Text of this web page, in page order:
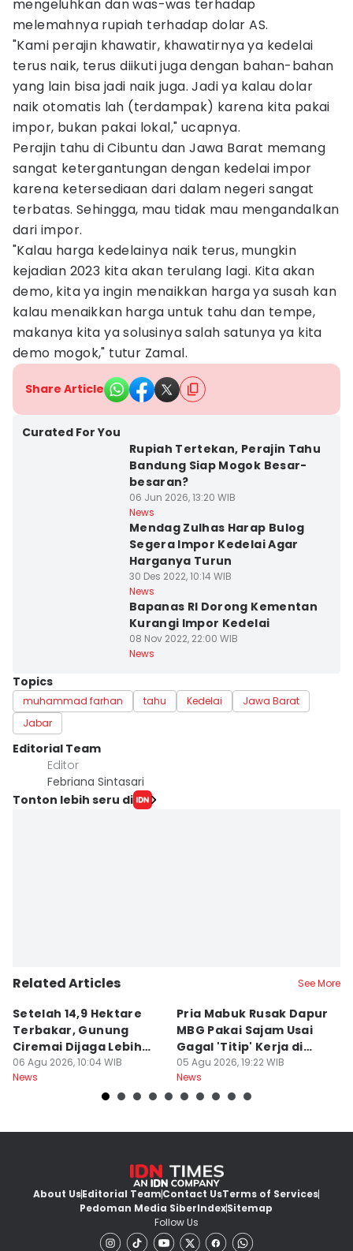
mengeluhkan dan was-was terhadap
melemahnya rupiah terhadap dolar AS.
"Kami perajin khawatir, khawatirnya ya kedelai
terus naik, terus diikuti juga dengan bahan-bahan
yang lain bisa jadi naik juga. Jadi ya kalau dolar
naik otomatis lah (terdampak) karena kita pakai
impor, bukan pakai lokal," ucapnya.
Perajin tahu di Cibuntu dan Jawa Barat memang
sangat ketergantungan dengan kedelai impor
karena ketersediaan dari dalam negeri sangat
terbatas. Sehingga, mau tidak mau mengandalkan
dari impor.
"Kalau harga kedelainya naik terus, mungkin
kejadian 2023 kita akan terulang lagi. Kita akan
demo, kita ya ingin menaikkan harga ya susah kan
kalau menaikkan harga untuk tahu dan tempe,
makanya kita ya solusinya salah satunya ya kita
demo mogok," tutur Zamal.
Share Article
Curated For You
Rupiah Tertekan, Perajin Tahu
Bandung Siap Mogok Besar-
besaran?
06 Jun 2026, 13:20 WIB
News
Mendag Zulhas Harap Bulog
Segera Impor Kedelai Agar
Harganya Turun
30 Des 2022, 10:14 WIB
News
Bapanas RI Dorong Kementan
Kurangi Impor Kedelai
08 Nov 2022, 22:00 WIB
News
Topics
muhammad farhan tahu Kedelai
Jawa Barat
Jabar
Editorial Team
Editor
Febriana Sintasari
Tonton lebih seru di
Related Articles See More
Setelah 14,9 Hektare
Terbakar, Gunung
Ciremai Dijaga Lebih
Ketat
06 Agu 2026, 10:04 WIB
News
Pria Mabuk Rusak Dapur
MBG Pakai Sajam Usai
Gagal 'Titip' Kerja di
Sukabumi
05 Agu 2026, 19:22 WIB
News
About UsEditorial TeamContact UsTerms of Services
Pedoman Media SiberIndexSitemap
Follow Us